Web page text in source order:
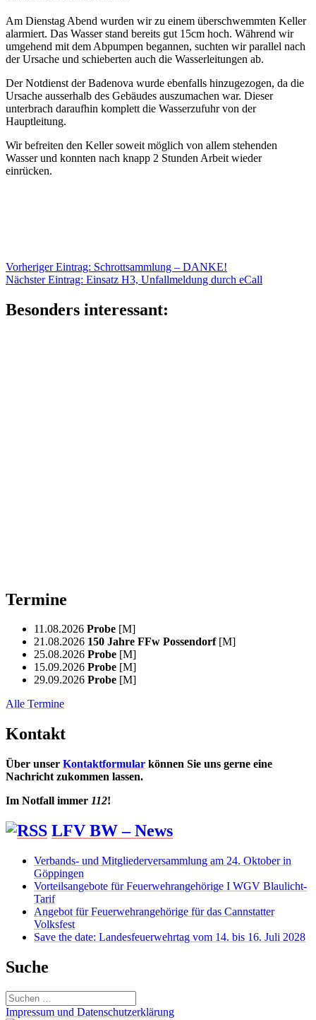
Am Dienstag Abend wurden wir zu einem überschwemmten Keller
alarmiert. Das Wasser stand bereits gut 15cm hoch. Während wir
umgehend mit dem Abpumpen begannen, suchten wir parallel nach
der Ursache und schieberten auch die Wasserleitungen ab.
Der Notdienst der Badenova wurde ebenfalls hinzugezogen, da die
Ursache ausserhalb des Gebäudes auszumachen war. Dieser
unterbrach daraufhin komplett die Wasserzufuhr von der
Hauptleitung.
Wir befreiten den Keller soweit möglich von allem stehenden
Wasser und konnten nach knapp 2 Stunden Arbeit wieder
einrücken.
Beitragsnavigation
Vorheriger Eintrag: Vorheriger
Eintrag:
Schrottsammlung – DANKE!
Nächster Eintrag: Nächster
Einsatz H3, Unfallmeldung durch eCall
Besonders interessant:
Termine
11.08.2026 Probe [M]
21.08.2026 150 Jahre FFw Possendorf [M]
25.08.2026 Probe [M]
15.09.2026 Probe [M]
29.09.2026 Probe [M]
Alle Termine
Kontakt
Über unser Kontaktformular können Sie uns gerne eine
Nachricht zukommen lassen.
Im Notfall immer 112!
LFV BW – News
Verbands- und Mitgliederversammlung am 24. Oktober in
Göppingen
Vorteilsangebote für Feuerwehrangehörige I WGV Blaulicht-
Tarif
Angebot für Feuerwehrangehörige für das Cannstatter
Volksfest
Save the date: Landesfeuerwehrtag vom 14. bis 16. Juli 2028
Suche
Suchen
nach:
Impressum und Datenschutzerklärung